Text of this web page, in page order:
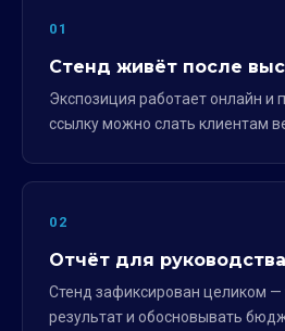
01
Стенд живёт после
Экспозиция работает онлайн и
ссылку можно слать клиентам
02
Отчёт для руководства
Стенд зафиксирован целиком —
результат и обосновывать